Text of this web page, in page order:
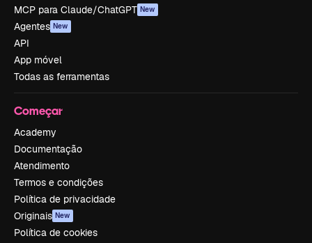
MCP para Claude/ChatGPT New
Agentes New
API
App móvel
Todas as ferramentas
Começar
Academy
Documentação
Atendimento
Termos e condições
Política de privacidade
Originais New
Política de cookies